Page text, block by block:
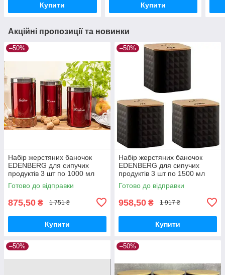
Купити Купити
Акційні пропозиції та новинки
–50%
Набір жерстяних баночок
EDENBERG для сипучих
продуктів 3 шт по 1000 мл
Готово до відправки
875,50 ₴ 1 751 ₴
Купити
–50%
Набір жерстяних баночок
EDENBERG для сипучих
продуктів 3 шт по 1500 мл
Готово до відправки
958,50 ₴ 1 917 ₴
Купити
–50% –50%